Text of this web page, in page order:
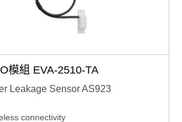
模組 EVA-2510-TA
Leakage Sensor AS923
connectivity